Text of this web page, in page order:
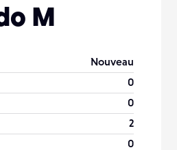
M
Nouveau
0
0
2
0